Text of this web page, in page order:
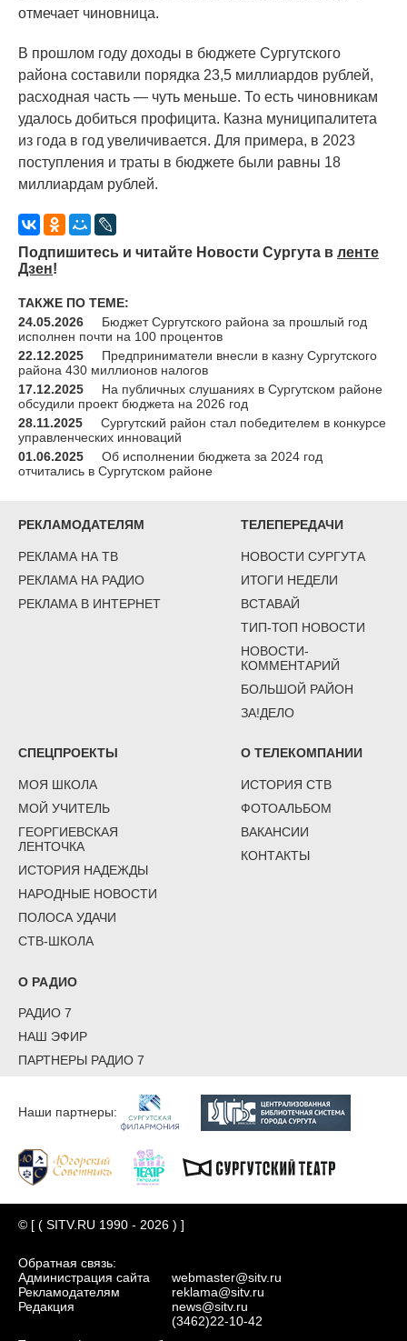
отмечает чиновница.
В прошлом году доходы в бюджете Сургутского
района составили порядка 23,5 миллиардов рублей,
расходная часть — чуть меньше. То есть чиновникам
удалось добиться профицита. Казна муниципалитета
из года в год увеличивается. Для примера, в 2023
поступления и траты в бюджете были равны 18
миллиардам рублей.
Подпишитесь и читайте Новости Сургута в ленте
Дзен!
ТАКЖЕ ПО ТЕМЕ:
24.05.2026
Бюджет Сургутского района за прошлый год
исполнен почти на 100 процентов
22.12.2025
Предприниматели внесли в казну Сургутского
района 430 миллионов налогов
17.12.2025
На публичных слушаниях в Сургутском районе
обсудили проект бюджета на 2026 год
28.11.2025
Сургутский район стал победителем в конкурсе
управленческих инноваций
01.06.2025
Об исполнении бюджета за 2024 год
отчитались в Сургутском районе
РЕКЛАМОДАТЕЛЯМ
РЕКЛАМА НА ТВ
РЕКЛАМА НА РАДИО
РЕКЛАМА В ИНТЕРНЕТ
ТЕЛЕПЕРЕДАЧИ
НОВОСТИ СУРГУТА
ИТОГИ НЕДЕЛИ
ВСТАВАЙ
ТИП-ТОП НОВОСТИ
НОВОСТИ-
КОММЕНТАРИЙ
БОЛЬШОЙ РАЙОН
ЗА!ДЕЛО
СПЕЦПРОЕКТЫ
МОЯ ШКОЛА
МОЙ УЧИТЕЛЬ
ГЕОРГИЕВСКАЯ
ЛЕНТОЧКА
ИСТОРИЯ НАДЕЖДЫ
НАРОДНЫЕ НОВОСТИ
ПОЛОСА УДАЧИ
СТВ-ШКОЛА
О ТЕЛЕКОМПАНИИ
ИСТОРИЯ СТВ
ФОТОАЛЬБОМ
ВАКАНСИИ
КОНТАКТЫ
О РАДИО
РАДИО 7
НАШ ЭФИР
ПАРТНЕРЫ РАДИО 7
Наши партнеры:
© [ ( SITV.RU 1990 - 2026 ) ]
Обратная связь:
Администрация сайта
Рекламодателям
Редакция
webmaster@sitv.ru
reklama@sitv.ru
news@sitv.ru
(3462)22-10-42